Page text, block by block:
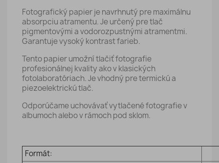
Fotografický papier je navrhnutý pre maximálnu
absorpciu atramentu. Je určený pre tlač
pigmentovými a vodorozpustnými atramentmi.
Garantuje vysoký kontrast farieb.
Tento papier umožní tlačiť fotografie
profesionálnej kvality ako v klasických
fotolaboratóriach. Je vhodný pre termickú a
piezoelektrickú tlač.
Odporúčame uchovávať vytlačené fotografie v
albumoch alebo v rámoch pod sklom.
Formát: